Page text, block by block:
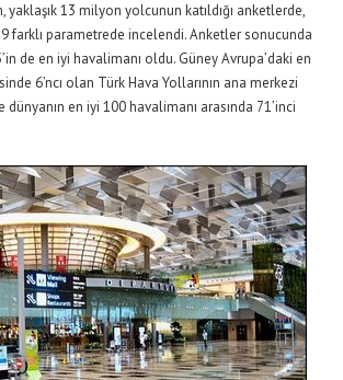
13 milyon yolcunun katıldığı anketlerde,
farklı parametrede incelendi. Anketler sonucunda
de en iyi havalimanı oldu. Güney Avrupa’daki en
6’ncı olan Türk Hava Yollarının ana merkezi
en iyi 100 havalimanı arasında 71’inci